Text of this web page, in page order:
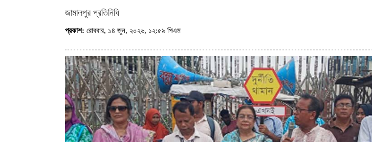
জামালপুর প্রতিনিধি
প্রকাশ: রোববার, ১৪ জুন, ২০২৬, ১২:৫৯ পিএম